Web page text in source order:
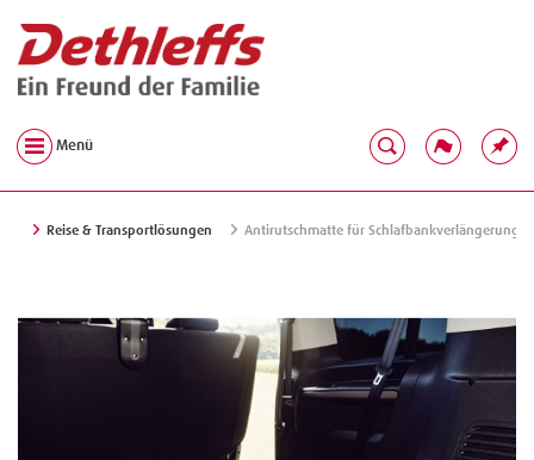
Menü
Reise & Transportlösungen Antirutschmatte für Schlafbankverlängerung